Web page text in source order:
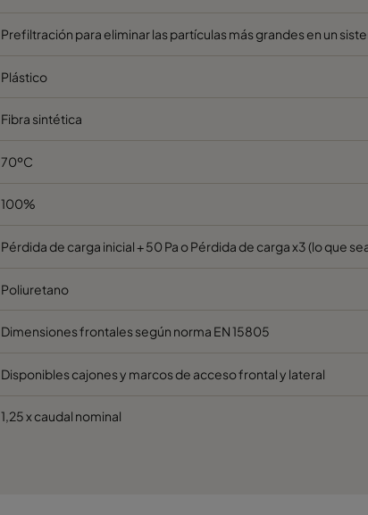
Prefiltración para eliminar las partículas más grandes en un
Plástico
Fibra sintética
70ºC
100%
Pérdida de carga inicial + 50 Pa o Pérdida de carga x3 (lo que
Poliuretano
Dimensiones frontales según norma EN 15805
Disponibles cajones y marcos de acceso frontal y lateral
1,25 x caudal nominal